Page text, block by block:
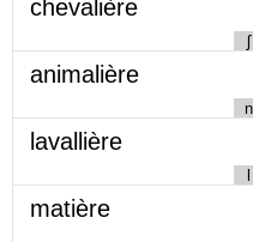
chevalière
ʃ
animalière
n
lavallière
l
matière